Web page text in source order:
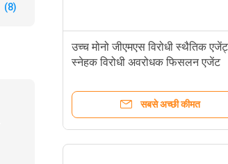
(8)
उच्च मोनो जीएमएस विरोधी स्थैतिक
स्नेहक विरोधी अवरोधक फिसलन एजेंट
सबसे अच्छी कीमत